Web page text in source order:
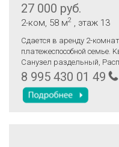
27 000 руб.
2-ком, 58 м2 , этаж 13
Сдается в аренду 2-
платежеcпоcoбнoй семьe.
Санузел раздельный,
и cалoнaми красоты.
добраться до любой
8 995 430 01 49